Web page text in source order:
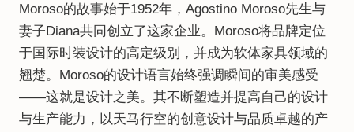
Moroso的故事始于1952年，Agostino Moroso先生与
妻子Diana共同创立了这家企业。Moroso将品牌定位
于国际时装设计的高定级别，并成为软体家具领域的
翘楚。Moroso的设计语言始终强调瞬间的审美感受
——这就是设计之美。其不断塑造并提高自己的设计
与生产能力，以天马行空的创意设计与品质卓越的产